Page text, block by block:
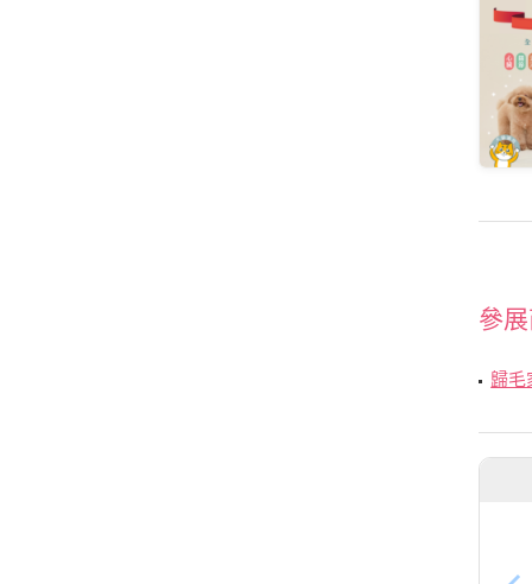
參
歸毛